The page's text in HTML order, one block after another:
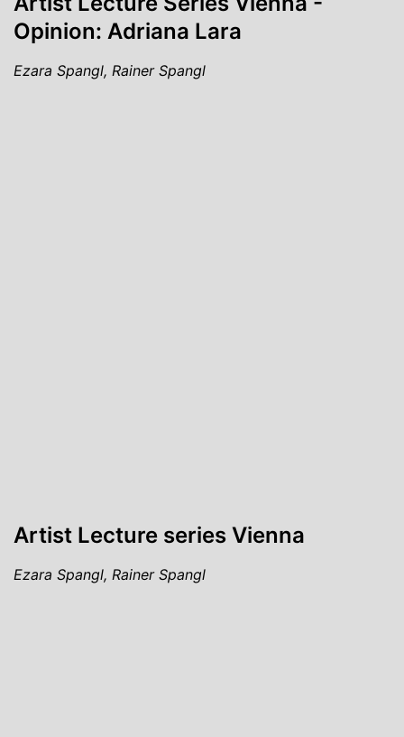
Opinion: Adriana Lara
Ezara Spangl, Rainer Spangl
Artist Lecture series Vienna
Ezara Spangl, Rainer Spangl